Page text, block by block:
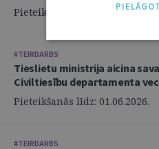
Pieteikšanās līdz: 02.06.2026.
#TEIRDARBS
Tieslietu ministrija aicina
Civiltiesību departamenta
Pieteikšanās līdz: 01.06.2026.
#TEIRDARBS